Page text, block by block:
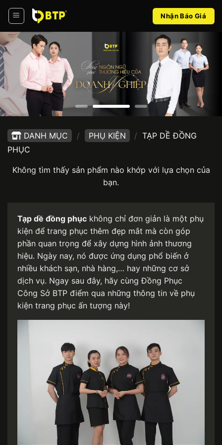
qua
nội
dung
Nhận Báo Giá
DANH MỤC / PHỤ KIỆN / TẠP DỀ ĐỒNG
PHỤC
Không tìm thấy sản phẩm nào khớp với lựa chọn của
bạn.
Tạp dề đồng phục không chỉ đơn giản là một phụ
kiện để trang phục thêm đẹp mắt mà còn góp
phần quan trọng để xây dựng hình ảnh thương
hiệu. Ngày nay, nó được ứng dụng phổ biến ở
nhiều khách sạn, nhà hàng,… hay những cơ sở
dịch vụ. Ngay sau đây, hãy cùng Đồng Phục
Công Sở BTP điểm qua những thông tin về phụ
kiện trang phục ấn tượng này!